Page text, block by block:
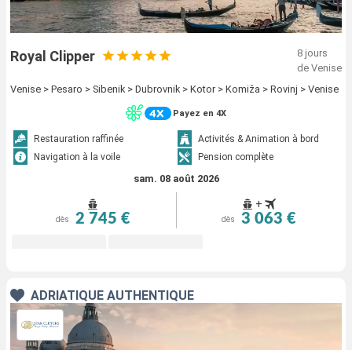
Royal Clipper
8 jours
de Venise
Venise > Pesaro > Sibenik > Dubrovnik > Kotor > Komiža > Rovinj > Venise
Payez en 4X
Restauration raffinée
Activités & Animation à bord
Navigation à la voile
Pension complète
sam. 08 août 2026
dès 2 745 €
+
dès 3 063 €
ADRIATIQUE AUTHENTIQUE